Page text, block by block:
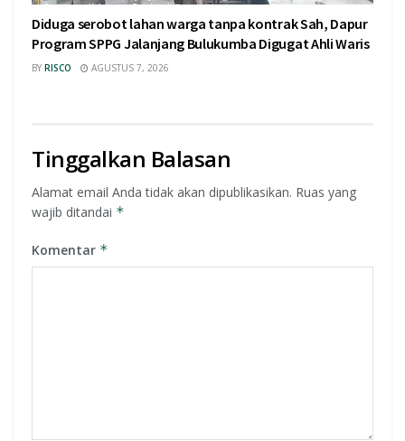
Diduga serobot lahan warga tanpa kontrak Sah, Dapur
Program SPPG Jalanjang Bulukumba Digugat Ahli Waris
BY RISCO AGUSTUS 7, 2026
Tinggalkan Balasan
Alamat email Anda tidak akan dipublikasikan. Ruas yang
wajib ditandai *
Komentar *